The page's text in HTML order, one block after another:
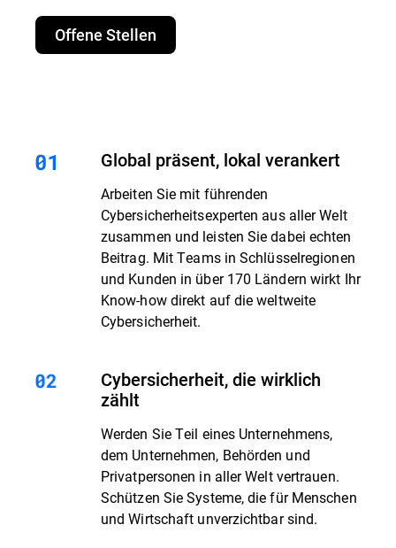
Offene Stellen
Global präsent, lokal verankert
Arbeiten Sie mit führenden
Cybersicherheitsexperten aus aller Welt
zusammen und leisten Sie dabei echten
Beitrag. Mit Teams in Schlüsselregionen
und Kunden in über 170 Ländern wirkt Ihr
Know-how direkt auf die weltweite
Cybersicherheit.
Cybersicherheit, die wirklich
zählt
Werden Sie Teil eines Unternehmens,
dem Unternehmen, Behörden und
Privatpersonen in aller Welt vertrauen.
Schützen Sie Systeme, die für Menschen
und Wirtschaft unverzichtbar sind.